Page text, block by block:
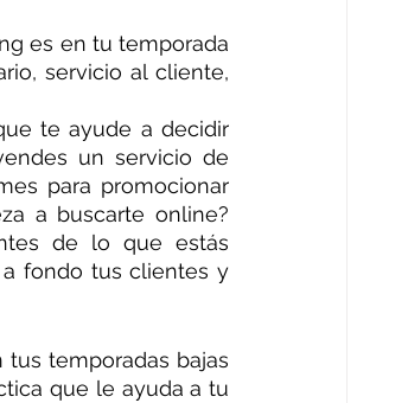
es en tu temporada
servicio al cliente,
te ayude a decidir
un servicio de
para promocionar
a buscarte online?
de lo que estás
fondo tus clientes y
temporadas bajas
que le ayuda a tu